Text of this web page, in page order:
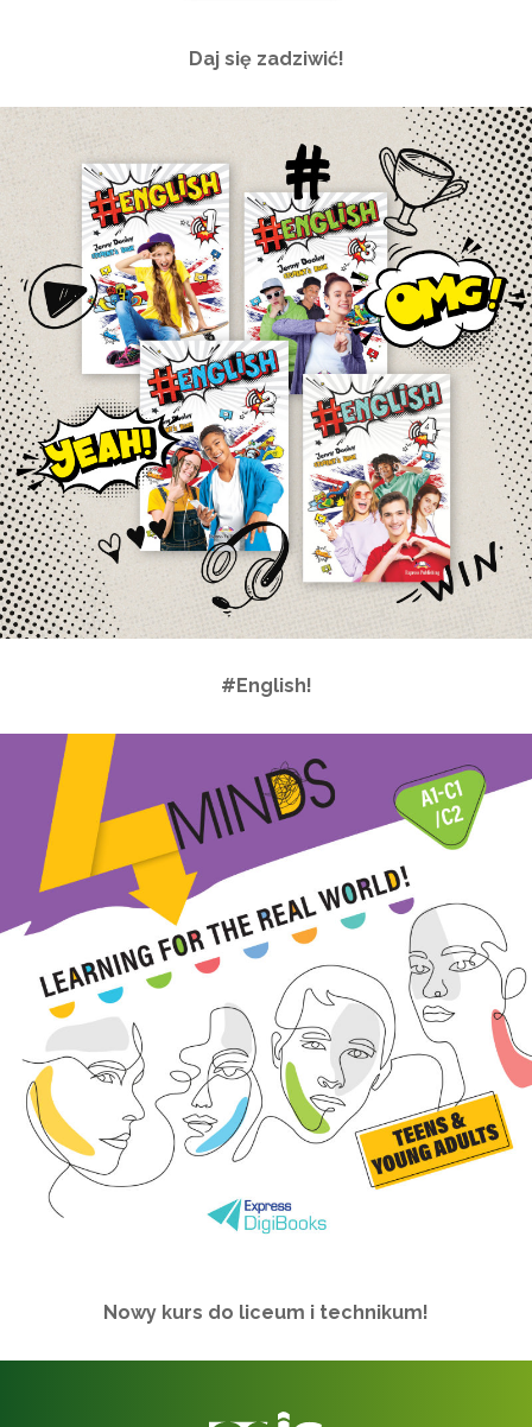
Daj się zadziwić!
#English!
Nowy kurs do liceum i technikum!